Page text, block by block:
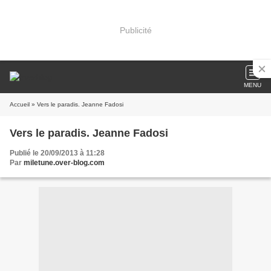
Publicité
MENU
Accueil » Vers le paradis. Jeanne Fadosi
Vers le paradis. Jeanne Fadosi
Publié le 20/09/2013 à 11:28
Par miletune.over-blog.com